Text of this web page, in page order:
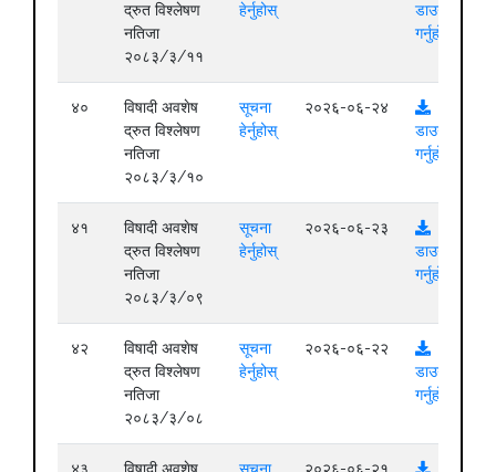
द्रुत विश्लेषण
नतिजा
२०८३/३/११
हेर्नुहोस्
डाउनलोड
गर्नुहोस्
४०
विषादी अवशेष
द्रुत विश्लेषण
नतिजा
२०८३/३/१०
सूचना
हेर्नुहोस्
२०२६-०६-२४
डाउनलोड
गर्नुहोस्
४१
विषादी अवशेष
द्रुत विश्लेषण
नतिजा
२०८३/३/०९
सूचना
हेर्नुहोस्
२०२६-०६-२३
डाउनलोड
गर्नुहोस्
४२
विषादी अवशेष
द्रुत विश्लेषण
नतिजा
२०८३/३/०८
सूचना
हेर्नुहोस्
२०२६-०६-२२
डाउनलोड
गर्नुहोस्